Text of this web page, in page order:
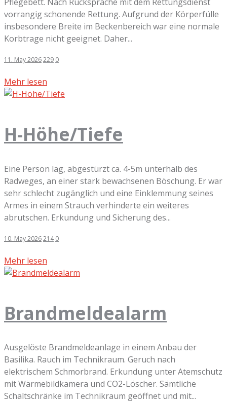
vorrangig schonende Rettung. Aufgrund der Körperfülle
insbesondere Breite im Beckenbereich war eine normale
Korbtrage nicht geeignet. Daher...
11. May 2026229 0
Mehr lesen
H-Höhe/Tiefe
Eine Person lag, abgestürzt ca. 4-5m unterhalb des
Radweges, an einer stark bewachsenen Böschung. Er war
sehr schlecht zugänglich und eine Einklemmung seines
Armes in einem Strauch verhinderte ein weiteres
abrutschen. Erkundung und Sicherung des...
10. May 2026214 0
Mehr lesen
Brandmeldealarm
Ausgelöste Brandmeldeanlage in einem Anbau der
Basilika. Rauch im Technikraum. Geruch nach
elektrischem Schmorbrand. Erkundung unter Atemschutz
mit Wärmebildkamera und CO2-Löscher. Sämtliche
Schaltschränke im Technikraum geöffnet und mit...